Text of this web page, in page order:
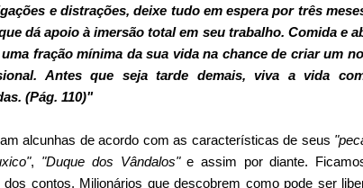
e distrações, deixe tudo em espera por três
dá apoio à imersão total em seu trabalho. Comida e
fração mínima da sua vida na chance de criar um
Antes que seja tarde demais, viva a vida
(Pág. 110)"
alcunhas de acordo com as características de seus
, "Duque dos Vândalos"e assim por diante.
contos. Milionários que descobrem como pode ser